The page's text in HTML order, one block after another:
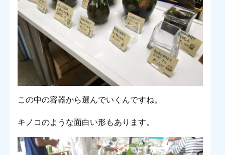
この中の容器から選んでいくんですね。
キノコのような面白い形もあります。